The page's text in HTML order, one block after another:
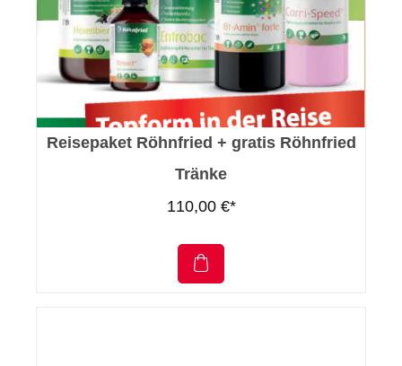
Reisepaket Röhnfried + gratis Röhnfried
Tränke
110,00 €*